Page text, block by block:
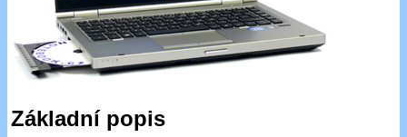
Základní popis